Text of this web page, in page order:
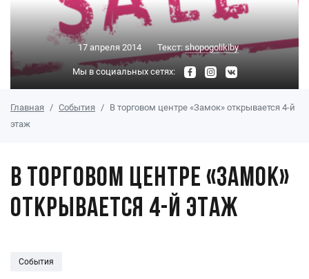
17 апреля 2014 Текст: shopogolikiby
Мы в социальных сетях:
Главная События
В торговом центре «Замок» открывается 4-й
этаж
В торговом центре «Замок»
открывается 4-й этаж
События